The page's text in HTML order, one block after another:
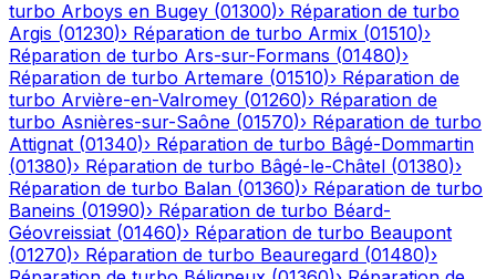
turbo Arboys en Bugey (01300)› Réparation de turbo
Argis (01230)› Réparation de turbo Armix (01510)›
Réparation de turbo Ars-sur-Formans (01480)›
Réparation de turbo Artemare (01510)› Réparation de
turbo Arvière-en-Valromey (01260)› Réparation de
turbo Asnières-sur-Saône (01570)› Réparation de turbo
Attignat (01340)› Réparation de turbo Bâgé-Dommartin
(01380)› Réparation de turbo Bâgé-le-Châtel (01380)›
Réparation de turbo Balan (01360)› Réparation de turbo
Baneins (01990)› Réparation de turbo Béard-
Géovreissiat (01460)› Réparation de turbo Beaupont
(01270)› Réparation de turbo Beauregard (01480)›